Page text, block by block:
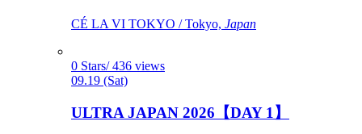
CÉ LA VI TOKYO / Tokyo, Japan
0 Stars/ 436 views
09.19 (Sat)
ULTRA JAPAN 2026【DAY 1】